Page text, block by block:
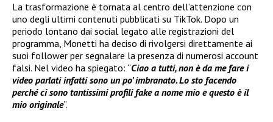
La trasformazione è tornata al centro dell’attenzione con
uno degli ultimi contenuti pubblicati su TikTok. Dopo un
periodo lontano dai social legato alle registrazioni del
programma, Monetti ha deciso di rivolgersi direttamente ai
suoi follower per segnalare la presenza di numerosi account
falsi. Nel video ha spiegato: “Ciao a tutti, non è da me fare i
video parlati infatti sono un po’ imbranato. Lo sto facendo
perché ci sono tantissimi profili fake a nome mio e questo è il
mio originale”.